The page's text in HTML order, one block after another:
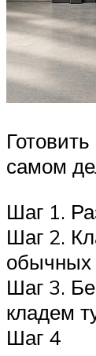
самом
Шаг 1.
Шаг 2.
обычных
Шаг 3.
кладем
Шаг 4